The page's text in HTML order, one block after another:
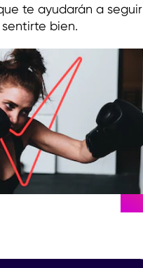
te ayudarán a seguir
bien.